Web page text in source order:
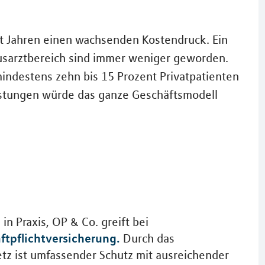
einen wachsenden Kostendruck. Ein
sind immer weniger geworden.
zehn bis 15 Prozent Privatpatienten
würde das ganze Geschäftsmodell
Praxis, OP & Co. greift bei
Durch das
ist umfassender Schutz mit ausreichender